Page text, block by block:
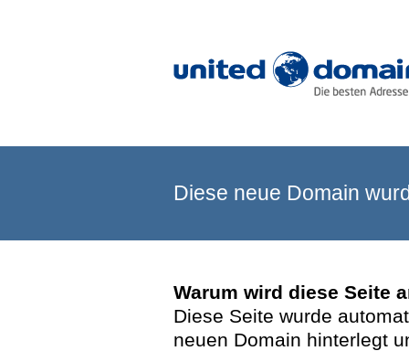
Diese neue Domain
Warum wird diese Seite
Diese Seite wurde
neuen Domain hinterlegt